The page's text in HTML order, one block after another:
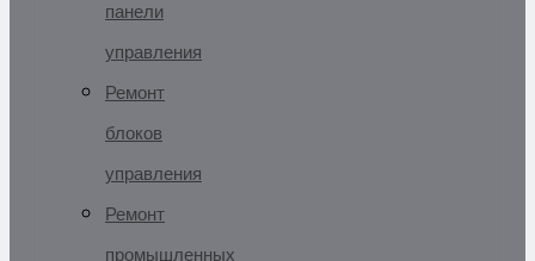
панели
управления
Ремонт
блоков
управления
Ремонт
промышленных